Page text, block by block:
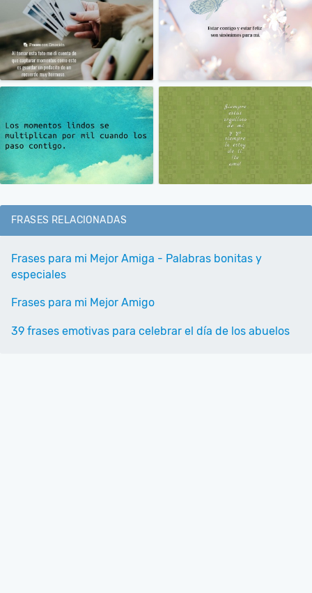
FRASES RELACIONADAS
Frases para mi Mejor Amiga - Palabras bonitas y
especiales
Frases para mi Mejor Amigo
39 frases emotivas para celebrar el día de los abuelos